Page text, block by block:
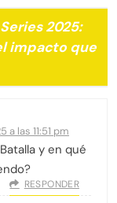
2025:
impacto que
a las 11:51 pm
y en qué
RESPONDER